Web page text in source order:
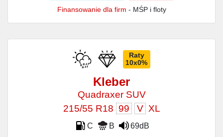
Finansowanie dla firm - MŚP i floty
Raty
10x0%
Kleber
Quadraxer SUV
215/55 R18 99 V XL
C B
69dB